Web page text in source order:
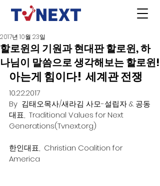
할로윈의 기원과 현대판 할로윈, 하
나님이 말씀으로 생각해보는 할로윈!
2017년 10월 23일
아는게 힘이다!  세계관 전쟁
10.22.2017
By  김태오목사/새라김 사모-설립자 & 공동
대표,  Traditional Values for Next
Generations(Tvnext.org)
한인대표,  Christian Coalition for
America